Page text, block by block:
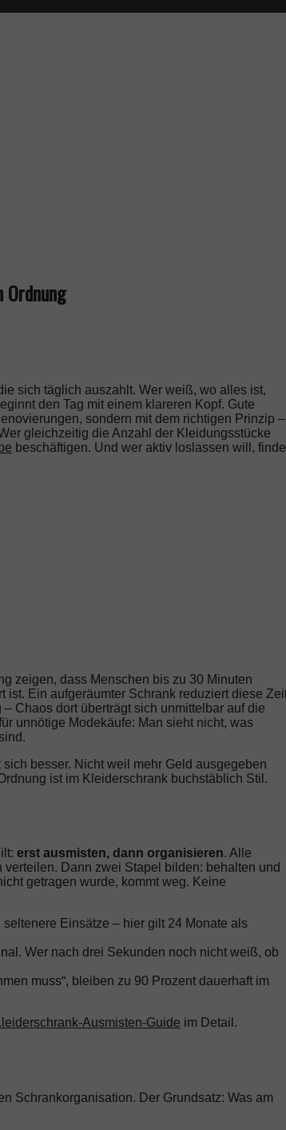
sich täglich auszahlt. Wer weiß, wo alles ist,
den Tag mit einem klareren Kopf. Gute
sondern mit dem richtigen Prinzip –
gleichzeitig die Anzahl der Kleidungsstücke
beschäftigen. Und wer aktiv loslassen will,
zeigen, dass Menschen bis zu 30 Minuten
ist. Ein aufgeräumter Schrank reduziert diese
Chaos dort überträgt sich unmittelbar auf die
unnötige Modekäufe: Man sieht nicht, was
besser. Nicht weil mehr Geld ausgegeben
ist im Kleiderschrank buchstäblich Stil.
erst ausmisten, dann organisieren. Alle
Dann zwei Stapel bilden: behalten und
getragen wurde, kommt weg. Keine
Einsätze – hier gilt 24 Monate als
Wer nach drei Sekunden noch nicht weiß, ob
muss“, bleiben zu 90 Prozent dauerhaft im
Ausmisten-Guide im Detail.
Schrankorganisation. Der Grundsatz: Was am